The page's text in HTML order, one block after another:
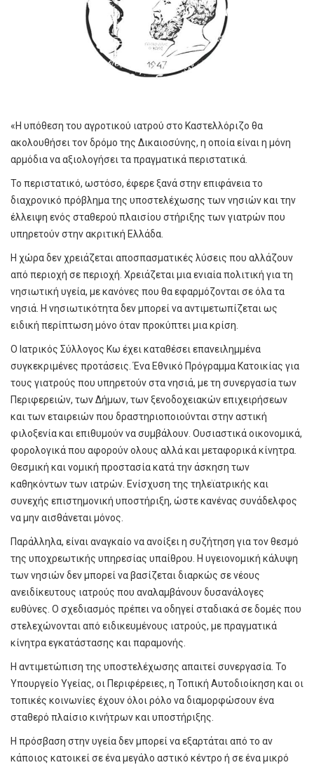
«Η υπόθεση του αγροτικού ιατρού στο Καστελλόριζο θα
ακολουθήσει τον δρόμο της Δικαιοσύνης, η οποία είναι η μόνη
αρμόδια να αξιολογήσει τα πραγματικά περιστατικά.
Το περιστατικό, ωστόσο, έφερε ξανά στην επιφάνεια το
διαχρονικό πρόβλημα της υποστελέχωσης των νησιών και την
έλλειψη ενός σταθερού πλαισίου στήριξης των γιατρών που
υπηρετούν στην ακριτική Ελλάδα.
Η χώρα δεν χρειάζεται αποσπασματικές λύσεις που αλλάζουν
από περιοχή σε περιοχή. Χρειάζεται μια ενιαία πολιτική για τη
νησιωτική υγεία, με κανόνες που θα εφαρμόζονται σε όλα τα
νησιά. Η νησιωτικότητα δεν μπορεί να αντιμετωπίζεται ως
ειδική περίπτωση μόνο όταν προκύπτει μια κρίση.
Ο Ιατρικός Σύλλογος Κω έχει καταθέσει επανειλημμένα
συγκεκριμένες προτάσεις. Ένα Εθνικό Πρόγραμμα Κατοικίας για
τους γιατρούς που υπηρετούν στα νησιά, με τη συνεργασία των
Περιφερειών, των Δήμων, των ξενοδοχειακών επιχειρήσεων
και των εταιρειών που δραστηριοποιούνται στην αστική
φιλοξενία και επιθυμούν να συμβάλουν. Ουσιαστικά οικονομικά,
φορολογικά που αφορούν ολους αλλά και μεταφορικά κίνητρα.
Θεσμική και νομική προστασία κατά την άσκηση των
καθηκόντων των ιατρών. Ενίσχυση της τηλεϊατρικής και
συνεχής επιστημονική υποστήριξη, ώστε κανένας συνάδελφος
να μην αισθάνεται μόνος.
Παράλληλα, είναι αναγκαίο να ανοίξει η συζήτηση για τον θεσμό
της υποχρεωτικής υπηρεσίας υπαίθρου. Η υγειονομική κάλυψη
των νησιών δεν μπορεί να βασίζεται διαρκώς σε νέους
ανειδίκευτους ιατρούς που αναλαμβάνουν δυσανάλογες
ευθύνες. Ο σχεδιασμός πρέπει να οδηγεί σταδιακά σε δομές που
στελεχώνονται από ειδικευμένους ιατρούς, με πραγματικά
κίνητρα εγκατάστασης και παραμονής.
Η αντιμετώπιση της υποστελέχωσης απαιτεί συνεργασία. Το
Υπουργείο Υγείας, οι Περιφέρειες, η Τοπική Αυτοδιοίκηση και οι
τοπικές κοινωνίες έχουν όλοι ρόλο να διαμορφώσουν ένα
σταθερό πλαίσιο κινήτρων και υποστήριξης.
Η πρόσβαση στην υγεία δεν μπορεί να εξαρτάται από το αν
κάποιος κατοικεί σε ένα μεγάλο αστικό κέντρο ή σε ένα μικρό